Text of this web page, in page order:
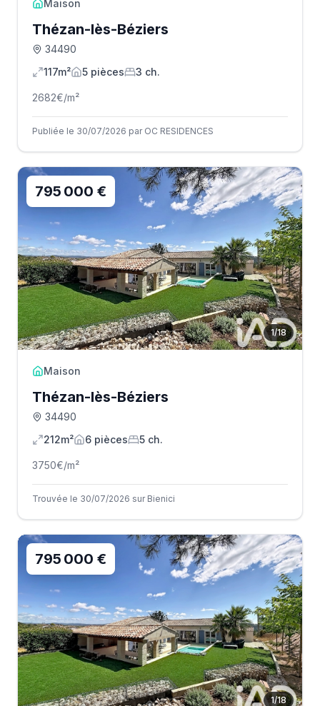
Maison
Thézan-lès-Béziers
34490
117m²
5 pièces 3 ch.
2682€/m²
Publiée le 30/07/2026 par OC RESIDENCES
1/18
795 000 €
Maison
Thézan-lès-Béziers
34490
212m²
6 pièces 5 ch.
3750€/m²
Trouvée le 30/07/2026 sur Bienici
1/18
795 000 €